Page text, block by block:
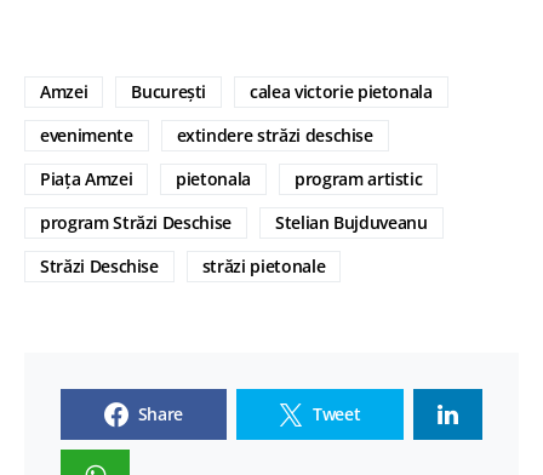
Amzei București
calea victorie pietonala
evenimente
extindere străzi deschise
Piața Amzei
pietonala
program artistic
program Străzi Deschise
Stelian Bujduveanu
Străzi Deschise
străzi pietonale
Share Tweet